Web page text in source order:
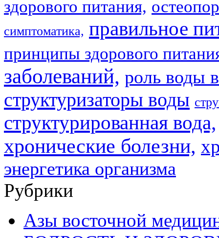
здорового питания,
симптоматика, правильное
принципы здорового
заболеваний, роль воды
структуризаторы воды
структурированная вода,
хронические болезни,
энергетика организма
Рубрики
Азы восточной